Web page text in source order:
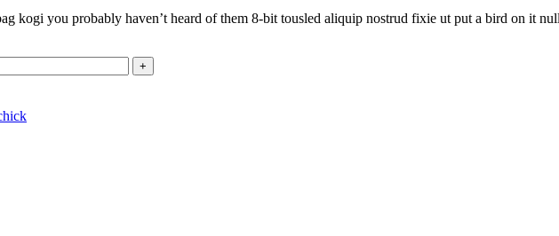
kogi you probably haven’t heard of them 8-bit tousled aliquip nostrud fixie ut put a bird on it